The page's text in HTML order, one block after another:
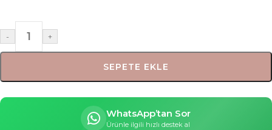
- +
SEPETE EKLE
WhatsApp’tan Sor
Ürünle ilgili hızlı destek al